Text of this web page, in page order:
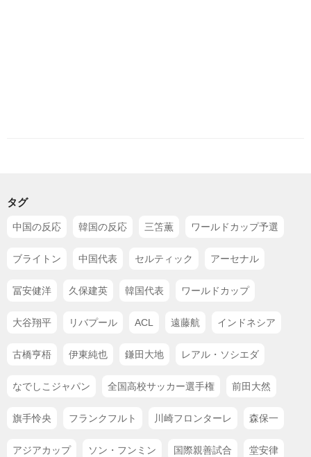
タグ
中国の反応 韓国の反応 三笘薫 ワールドカップ予選
ブライトン 中国代表 セルティック アーセナル
冨安健洋 久保建英 韓国代表 ワールドカップ
大谷翔平 リバプール ACL 遠藤航 インドネシア
古橋亨梧 伊東純也 鎌田大地 レアル・ソシエダ
なでしこジャパン 全国高校サッカー選手権 前田大然
旗手怜央 フランクフルト 川崎フロンターレ 森保一
アジアカップ ソン・フンミン 国際親善試合 堂安律